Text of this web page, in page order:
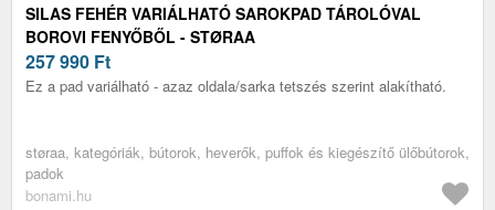
SILAS FEHÉR VARIÁLHATÓ SAROKPAD TÁROLÓVAL
BOROVI FENYŐBŐL - STØRAA
257 990 Ft
Ez a pad variálható - azaz oldala/sarka tetszés szerint alakítható.
støraa, kategóriák, bútorok, heverők, puffok és kiegészítő ülőbútorok,
padok
bonami.hu